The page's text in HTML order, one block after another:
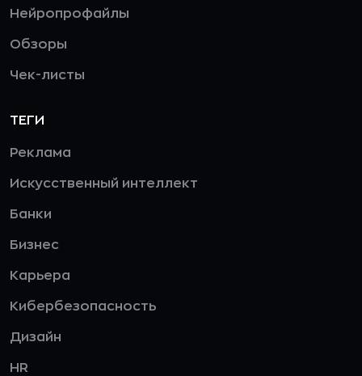
Нейропрофайлы
Обзоры
Чек-листы
ТЕГИ
Реклама
Искусственный интеллект
Банки
Бизнес
Карьера
Кибербезопасность
Дизайн
HR